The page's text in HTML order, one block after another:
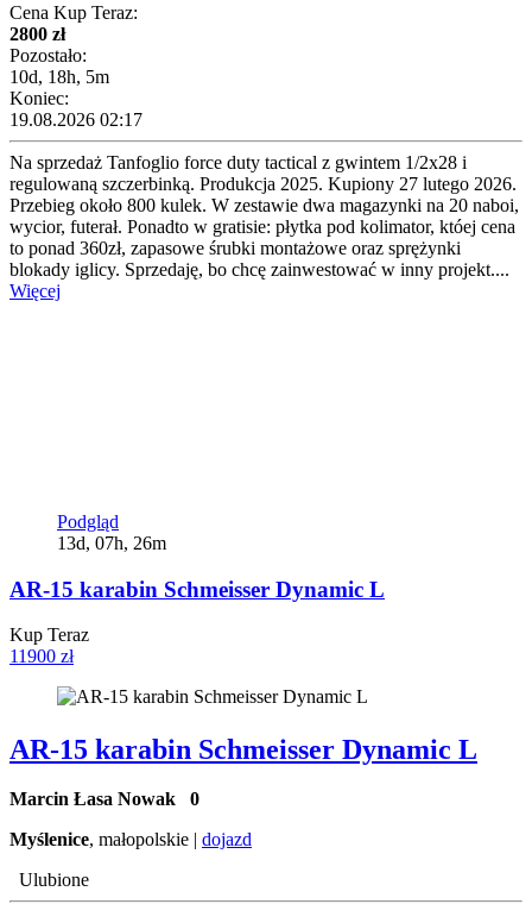
Cena Kup Teraz:
2800 zł
Pozostało:
10d, 18h, 5m
Koniec:
19.08.2026 02:17
Na sprzedaż Tanfoglio force duty tactical z gwintem 1/2x28 i
regulowaną szczerbinką. Produkcja 2025. Kupiony 27 lutego 2026.
Przebieg około 800 kulek. W zestawie dwa magazynki na 20 naboi,
wycior, futerał. Ponadto w gratisie: płytka pod kolimator, któej cena
to ponad 360zł, zapasowe śrubki montażowe oraz sprężynki
blokady iglicy. Sprzedaję, bo chcę zainwestować w inny projekt....
Więcej
Podgląd
13d, 07h, 26m
AR-15 karabin Schmeisser Dynamic L
Kup Teraz
11900 zł
AR-15 karabin Schmeisser Dynamic L
Marcin Łasa Nowak 0
Myślenice, małopolskie | dojazd
Ulubione